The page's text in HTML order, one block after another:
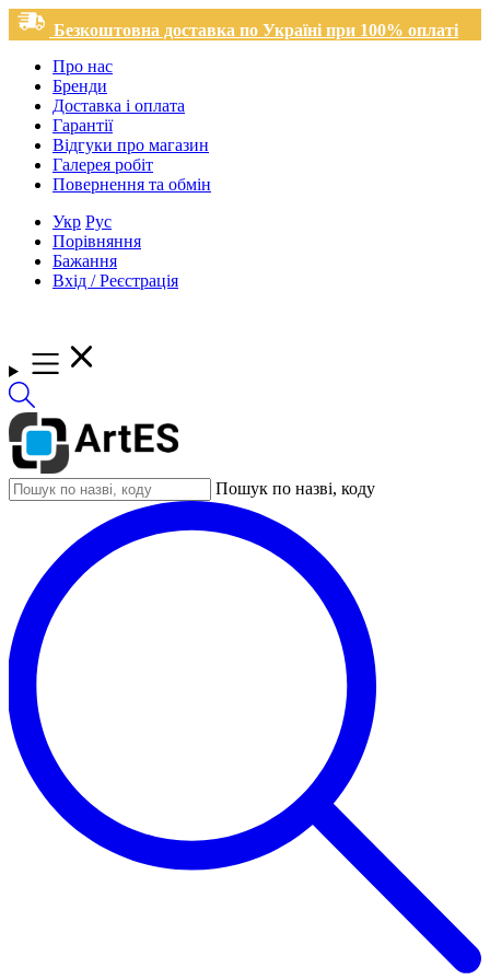
Безкоштовна доставка по Україні при 100% оплаті
Про нас
Бренди
Доставка і оплата
Гарантії
Відгуки про магазин
Галерея робіт
Повернення та обмін
Укр Рус
Порівняння
Бажання
Вхід / Реєстрація
Пошук по назві, коду